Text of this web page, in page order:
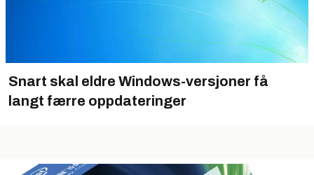
Snart skal eldre Windows-versjoner få
langt færre oppdateringer